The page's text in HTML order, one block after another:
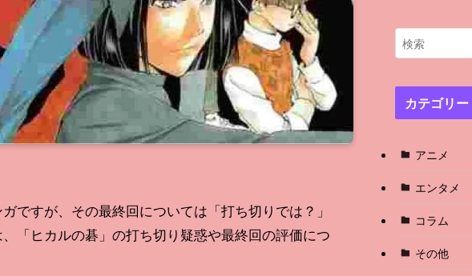
ですが、その最終回については「打ち切りでは？」
「ヒカルの碁」の打ち切り疑惑や最終回の評価につ
カテゴリー
アニメ
エンタメ
コラム
その他